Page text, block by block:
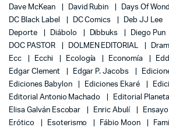
Dave McKean
David Rubin
Days Of
DC Black Label
DC Comics Deb JJ Lee
Deporte
Diábolo Dibbuks Diego Pun
DOC PASTOR
DOLMEN EDITORIAL
Ecc
Ecchi Ecología Economía
Edgar Clement
Edgar P. Jacobs
Ediciones Babylon
Ediciones Ekaré
Editorial Antonio Machado
Editorial Planeta
Elisa Galván Escobar
Enric Abulí Ensayo
Erótico
Esoterismo Fábio Moon